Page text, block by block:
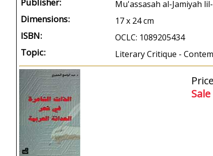
Mu'assasah al-Jamiyah
Dimensions: 17 x 24 cm
ISBN: OCLC: 1089205434
Topic: Literary Critique -